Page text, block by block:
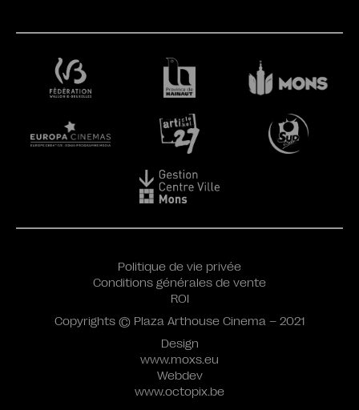
Design
www.moxs.eu
Webdev
www.octopix.be
Politique de vie privée
Conditions générales de vente
ROI
Copyrights © Plaza Arthouse Cinema – 2021